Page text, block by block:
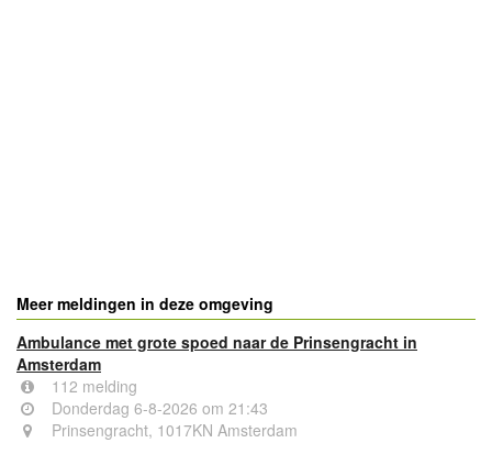
Meer meldingen in deze omgeving
Ambulance met grote spoed naar de Prinsengracht in
Amsterdam
112 melding
Donderdag 6-8-2026 om 21:43
Prinsengracht, 1017KN Amsterdam